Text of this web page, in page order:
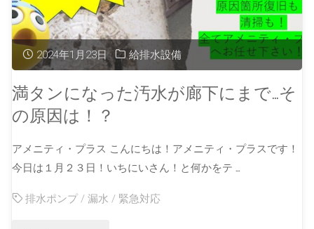
2024年1月23日 給排水設備
満タンになった汚水が廊下にまで…そ
の原因は！？
アメニティ・プラス こんにちは！アメニティ・プラスです！
今日は１月２３日！いちにいさん！と何かをテ …
排水ポンプ /漏水 / 緊急対応